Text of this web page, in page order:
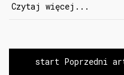
Czytaj więcej...
start Poprzedni